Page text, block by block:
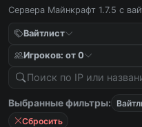
Сервера Майнкрафт 1.7.5 с
Вайтлист
Игроков: от 0
Выбранные фильтры:
Сбросить